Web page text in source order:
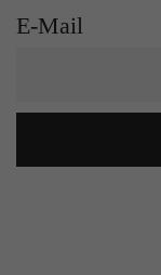
E-Mail